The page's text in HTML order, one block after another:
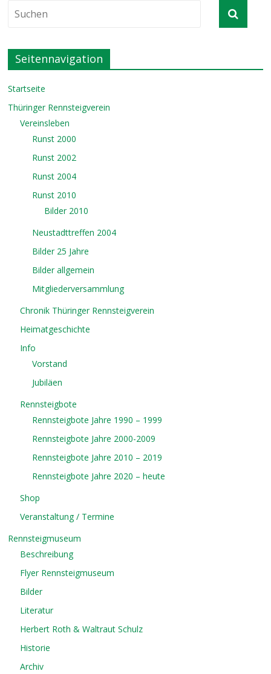
Seitennavigation
Startseite
Thüringer Rennsteigverein
Vereinsleben
Runst 2000
Runst 2002
Runst 2004
Runst 2010
Bilder 2010
Neustadttreffen 2004
Bilder 25 Jahre
Bilder allgemein
Mitgliederversammlung
Chronik Thüringer Rennsteigverein
Heimatgeschichte
Info
Vorstand
Jubiläen
Rennsteigbote
Rennsteigbote Jahre 1990 – 1999
Rennsteigbote Jahre 2000-2009
Rennsteigbote Jahre 2010 – 2019
Rennsteigbote Jahre 2020 – heute
Shop
Veranstaltung / Termine
Rennsteigmuseum
Beschreibung
Flyer Rennsteigmuseum
Bilder
Literatur
Herbert Roth & Waltraut Schulz
Historie
Archiv